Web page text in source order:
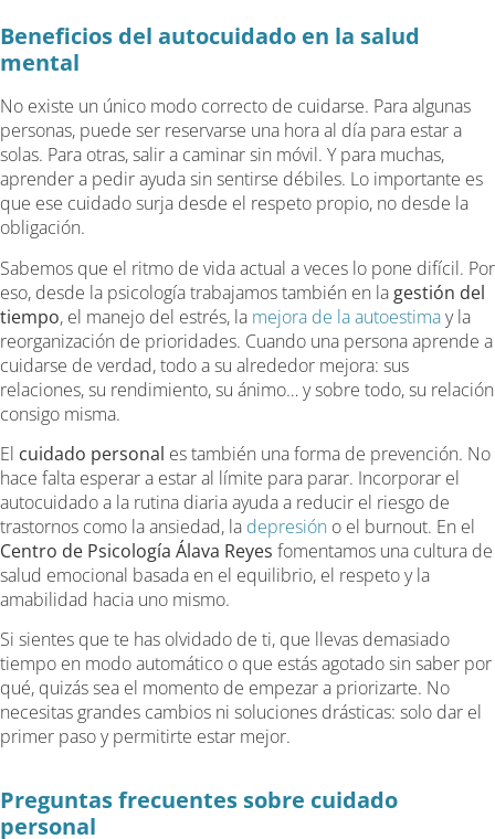
Beneficios del autocuidado en la salud
mental
No existe un único modo correcto de cuidarse. Para algunas
personas, puede ser reservarse una hora al día para estar a
solas. Para otras, salir a caminar sin móvil. Y para muchas,
aprender a pedir ayuda sin sentirse débiles. Lo importante es
que ese cuidado surja desde el respeto propio, no desde la
obligación.
Sabemos que el ritmo de vida actual a veces lo pone difícil. Por
eso, desde la psicología trabajamos también en la gestión del
tiempo, el manejo del estrés, la mejora de la autoestimay la
reorganización de prioridades. Cuando una persona aprende a
cuidarse de verdad, todo a su alrededor mejora: sus
relaciones, su rendimiento, su ánimo… y sobre todo, su relación
consigo misma.
El cuidado personal es también una forma de prevención. No
hace falta esperar a estar al límite para parar. Incorporar el
autocuidado a la rutina diaria ayuda a reducir el riesgo de
trastornos como la ansiedad, la depresión o el burnout. En el
Centro de Psicología Álava Reyes fomentamos una cultura de
salud emocional basada en el equilibrio, el respeto y la
amabilidad hacia uno mismo.
Si sientes que te has olvidado de ti, que llevas demasiado
tiempo en modo automático o que estás agotado sin saber por
qué, quizás sea el momento de empezar a priorizarte. No
necesitas grandes cambios ni soluciones drásticas: solo dar el
primer paso y permitirte estar mejor.
Preguntas frecuentes sobre cuidado
personal